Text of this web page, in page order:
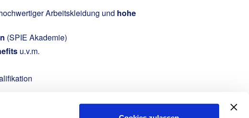
Arbeitskleidung und hohe
(SPIE Akademie)
u.v.m.